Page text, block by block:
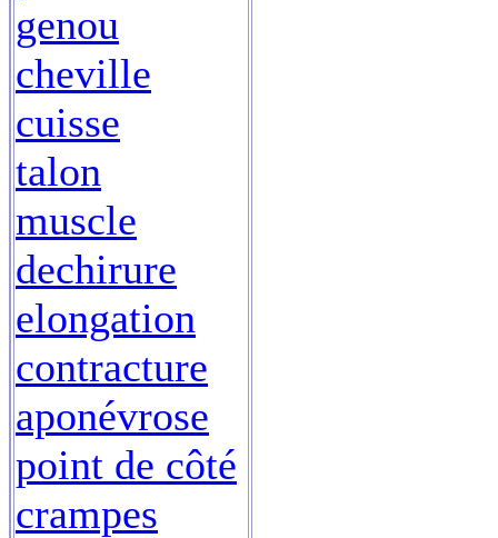
genou
cheville
cuisse
talon
muscle
dechirure
elongation
contracture
aponévrose
point de côté
crampes